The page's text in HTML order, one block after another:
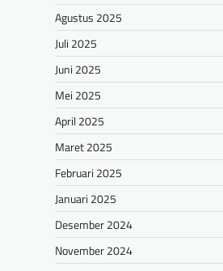
Agustus 2025
Juli 2025
Juni 2025
Mei 2025
April 2025
Maret 2025
Februari 2025
Januari 2025
Desember 2024
November 2024